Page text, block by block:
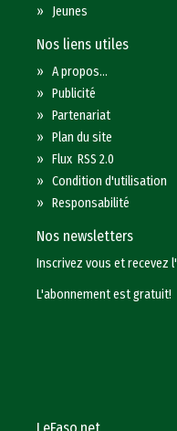
» Jeunes
Nos liens utiles
»A propos...
»Publicité
»Partenariat
»Plan du site
»Flux RSS 2.0
»Condition d'utilisation
»Responsabilité
Nos newsletters
Inscrivez vous et recevez
L'abonnement est gratuit!